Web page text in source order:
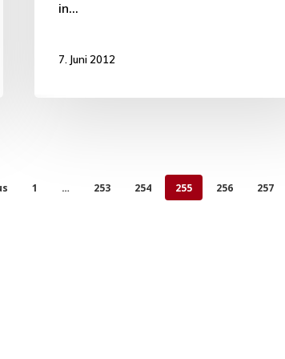
in…
7. Juni 2012
1 … 253 254 255 256 257